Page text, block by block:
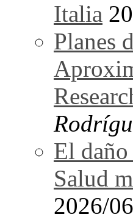
Italia
Planes
El
Salud
2026/